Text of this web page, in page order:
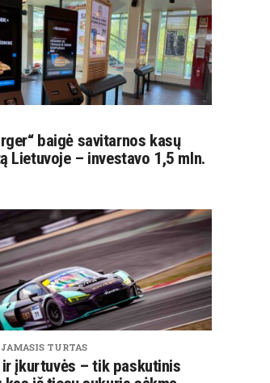
baigė savitarnos kasų
Lietuvoje – investavo 1,5 mln.
TURTAS
ir įkurtuvės – tik paskutinis